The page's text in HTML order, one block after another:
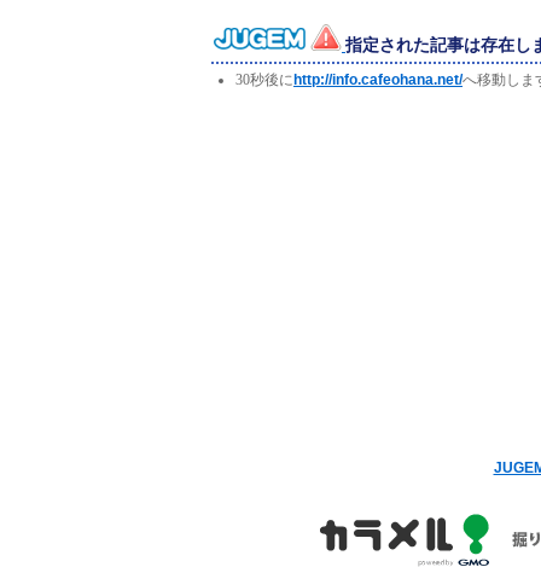
指定された記事は存在し
30秒後に http://info.cafeohana.net/へ移動しま